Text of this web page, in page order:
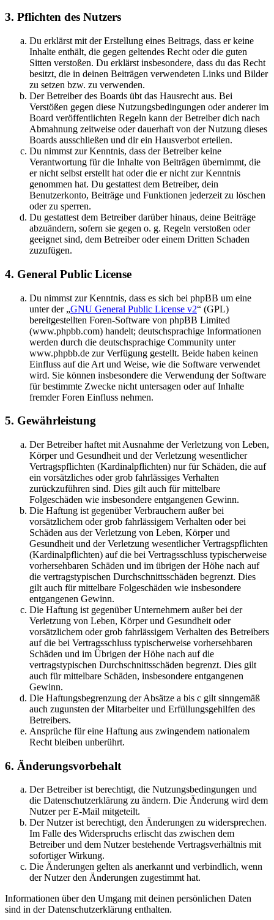
3. Pflichten des Nutzers
Du erklärst mit der Erstellung eines Beitrags, dass er keine
Inhalte enthält, die gegen geltendes Recht oder die guten
Sitten verstoßen. Du erklärst insbesondere, dass du das Recht
besitzt, die in deinen Beiträgen verwendeten Links und Bilder
zu setzen bzw. zu verwenden.
Der Betreiber des Boards übt das Hausrecht aus. Bei
Verstößen gegen diese Nutzungsbedingungen oder anderer im
Board veröffentlichten Regeln kann der Betreiber dich nach
Abmahnung zeitweise oder dauerhaft von der Nutzung dieses
Boards ausschließen und dir ein Hausverbot erteilen.
Du nimmst zur Kenntnis, dass der Betreiber keine
Verantwortung für die Inhalte von Beiträgen übernimmt, die
er nicht selbst erstellt hat oder die er nicht zur Kenntnis
genommen hat. Du gestattest dem Betreiber, dein
Benutzerkonto, Beiträge und Funktionen jederzeit zu löschen
oder zu sperren.
Du gestattest dem Betreiber darüber hinaus, deine Beiträge
abzuändern, sofern sie gegen o. g. Regeln verstoßen oder
geeignet sind, dem Betreiber oder einem Dritten Schaden
zuzufügen.
4. General Public License
Du nimmst zur Kenntnis, dass es sich bei phpBB um eine
unter der „GNU General Public License v2“ (GPL)
bereitgestellten Foren-Software von phpBB Limited
(www.phpbb.com) handelt; deutschsprachige Informationen
werden durch die deutschsprachige Community unter
www.phpbb.de zur Verfügung gestellt. Beide haben keinen
Einfluss auf die Art und Weise, wie die Software verwendet
wird. Sie können insbesondere die Verwendung der Software
für bestimmte Zwecke nicht untersagen oder auf Inhalte
fremder Foren Einfluss nehmen.
5. Gewährleistung
Der Betreiber haftet mit Ausnahme der Verletzung von Leben,
Körper und Gesundheit und der Verletzung wesentlicher
Vertragspflichten (Kardinalpflichten) nur für Schäden, die auf
ein vorsätzliches oder grob fahrlässiges Verhalten
zurückzuführen sind. Dies gilt auch für mittelbare
Folgeschäden wie insbesondere entgangenen Gewinn.
Die Haftung ist gegenüber Verbrauchern außer bei
vorsätzlichem oder grob fahrlässigem Verhalten oder bei
Schäden aus der Verletzung von Leben, Körper und
Gesundheit und der Verletzung wesentlicher Vertragspflichten
(Kardinalpflichten) auf die bei Vertragsschluss typischerweise
vorhersehbaren Schäden und im übrigen der Höhe nach auf
die vertragstypischen Durchschnittsschäden begrenzt. Dies
gilt auch für mittelbare Folgeschäden wie insbesondere
entgangenen Gewinn.
Die Haftung ist gegenüber Unternehmern außer bei der
Verletzung von Leben, Körper und Gesundheit oder
vorsätzlichem oder grob fahrlässigem Verhalten des Betreibers
auf die bei Vertragsschluss typischerweise vorhersehbaren
Schäden und im Übrigen der Höhe nach auf die
vertragstypischen Durchschnittsschäden begrenzt. Dies gilt
auch für mittelbare Schäden, insbesondere entgangenen
Gewinn.
Die Haftungsbegrenzung der Absätze a bis c gilt sinngemäß
auch zugunsten der Mitarbeiter und Erfüllungsgehilfen des
Betreibers.
Ansprüche für eine Haftung aus zwingendem nationalem
Recht bleiben unberührt.
6. Änderungsvorbehalt
Der Betreiber ist berechtigt, die Nutzungsbedingungen und
die Datenschutzerklärung zu ändern. Die Änderung wird dem
Nutzer per E-Mail mitgeteilt.
Der Nutzer ist berechtigt, den Änderungen zu widersprechen.
Im Falle des Widerspruchs erlischt das zwischen dem
Betreiber und dem Nutzer bestehende Vertragsverhältnis mit
sofortiger Wirkung.
Die Änderungen gelten als anerkannt und verbindlich, wenn
der Nutzer den Änderungen zugestimmt hat.
Informationen über den Umgang mit deinen persönlichen Daten
sind in der Datenschutzerklärung enthalten.